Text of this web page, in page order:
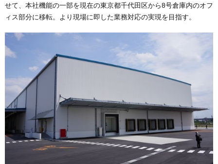
せて、本社機能の一部を現在の東京都千代田区から8号倉庫内のオフ
ィス部分に移転。より現場に即した業務対応の実現を目指す。